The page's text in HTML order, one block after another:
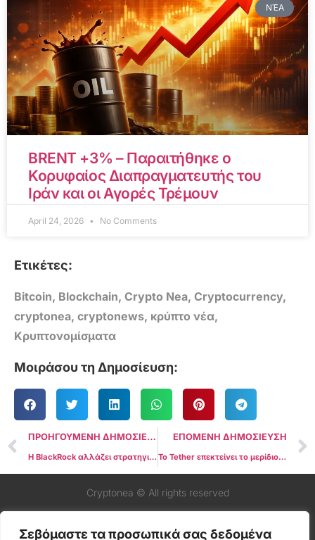
Σεβόμαστε τα προσωπικά σας δεδομένα
ΝΈΑ
BRENT +3% – Παραιτήθηκε ο
Κορυφαίος Διαπραγματευτής του
Ιράν και οι Αγορές Τρέμουν
April 24, 2026 No Comments
Ετικέτες:
Bitcoin, Blockchain, Crypto Nea, Cryptocurrency,
cryptonea, cryptonews, κρύπτο νέα,
Κρυπτονομίσματα
Μοιράσου τη Δημοσίευση:
ΠΡΟΗΓΟΥΜΕΝΗ ΔΗΜΟΣΙΕΥΣΗ
Η BlackRock αλλάζει στρατηγική στις διαφημίσεις Bitcoin ETF
ΕΠΟΜΕΝΗ ΔΗΜΟΣΙΕΥΣΗ
Το Tether επεκτείνει το μερίδιο αγοράς κατά 21 μονάδες το 2023, αποτελώντας τα δύο τρίτα των Stablecoins
Cryptonea © All rights reserved